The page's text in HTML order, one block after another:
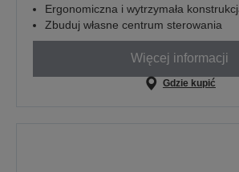
Ergonomiczna i wytrzymała
Zbuduj własne centrum sterowania
Więcej informacji
Gdzie kupić